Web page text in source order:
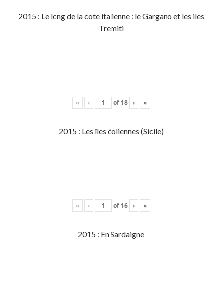
2015 : Le long de la cote italienne : le Gargano et les iles
Tremiti
« ‹ of 18 › »
2015 : Les îles éoliennes (Sicile)
« ‹ of 16 › »
2015 : En Sardaigne